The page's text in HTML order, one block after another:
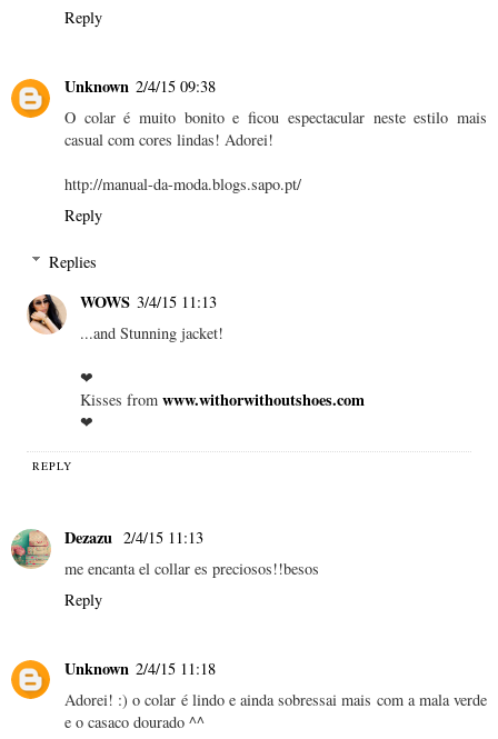
Reply
Unknown 2/4/15 09:38
O colar é muito bonito e ficou espectacular neste estilo mais
casual com cores lindas! Adorei!
http://manual-da-moda.blogs.sapo.pt/
Reply
Replies
WOWS 3/4/15 11:13
...and Stunning jacket!
❤
Kisses fromwww.withorwithoutshoes.com
❤
REPLY
Dezazu 2/4/15 11:13
me encanta el collar es preciosos!!besos
Reply
Unknown 2/4/15 11:18
Adorei! :) o colar é lindo e ainda sobressai mais com a mala verde
e o casaco dourado ^^